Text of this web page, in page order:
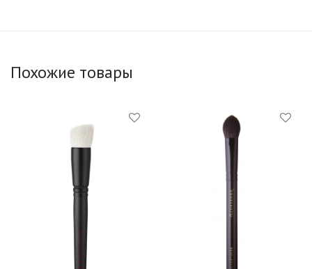
Похожие товары